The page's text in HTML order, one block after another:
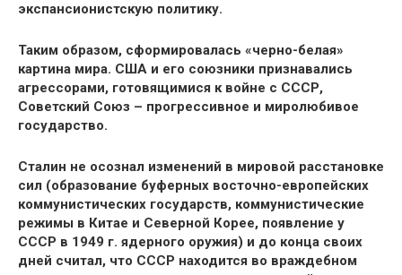
экспансионистскую политику.
Таким образом, сформировалась «черно-белая»
картина мира. США и его союзники признавались
агрессорами, готовящимися к войне с СССР,
Советский Союз – прогрессивное и миролюбивое
государство.
Сталин не осознал изменений в мировой расстановке
сил (образование буферных восточно-европейских
коммунистических государств, коммунистические
режимы в Китае и Северной Корее, появление у
СССР в 1949 г. ядерного оружия) и до конца своих
дней считал, что СССР находится во враждебном